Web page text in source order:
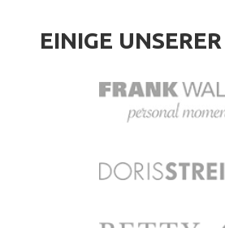
EINIGE